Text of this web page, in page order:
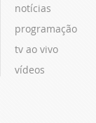
notícias
programação
tv ao vivo
vídeos